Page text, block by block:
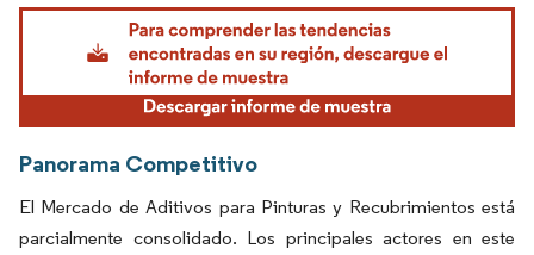
Imagen © Mordor Intelligence. El uso requiere atribución según CC BY 4.0.
Panorama Competitivo
El Mercado de Aditivos para Pinturas y Recubrimientos está
parcialmente consolidado. Los principales actores en este